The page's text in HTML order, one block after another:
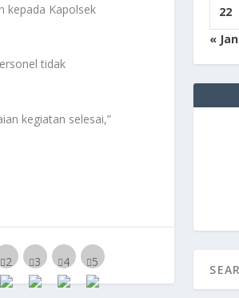
kepada Kapolsek
tidak
kegiatan selesai,”
22
« Jan